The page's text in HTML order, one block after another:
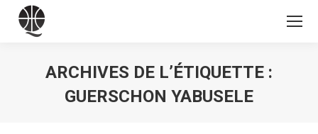
ARCHIVES DE L’ÉTIQUETTE :
GUERSCHON YABUSELE